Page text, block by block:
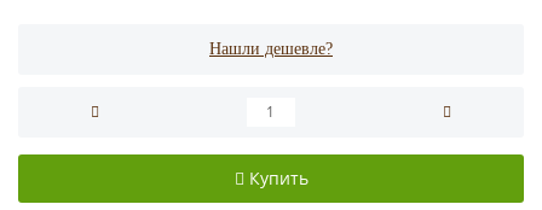
Нашли дешевле?
Купить